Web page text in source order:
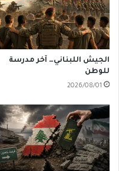
الجيش اللبناني… آخر مدرسة
للوطن
2026/08/01